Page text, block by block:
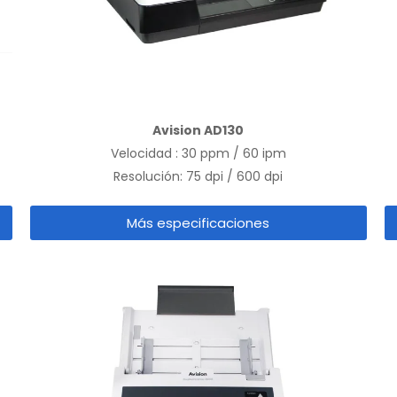
Avision AD130
Velocidad : 30 ppm / 60 ipm
Resolución: 75 dpi / 600 dpi
Más especificaciones